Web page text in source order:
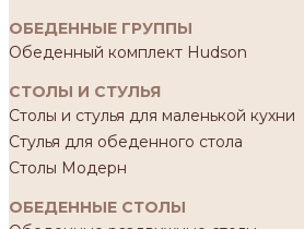
ОБЕДЕННЫЕ ГРУППЫ
Обеденный комплект Hudson
СТОЛЫ И СТУЛЬЯ
Столы и стулья для маленькой кухни
Стулья для обеденного стола
Столы Модерн
ОБЕДЕННЫЕ СТОЛЫ